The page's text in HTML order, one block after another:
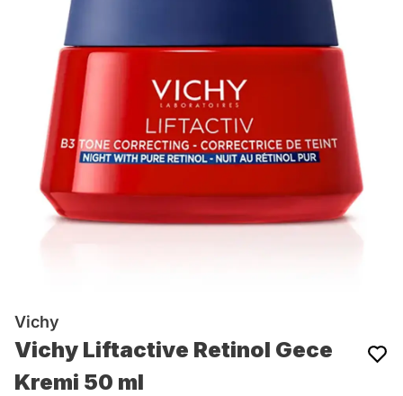
Vichy
Vichy Liftactive Retinol Gece
Kremi 50 ml